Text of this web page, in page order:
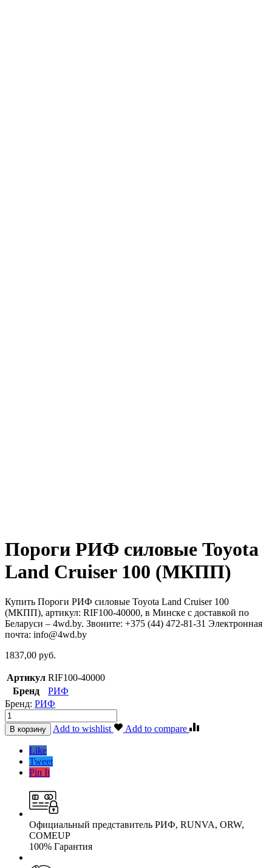
Пороги РИФ силовые Toyota
Land Cruiser 100 (МКПП)
Купить Пороги РИФ силовые Toyota Land Cruiser 100
(МКПП), артикул: RIF100-40000, в Минске с доставкой по
Беларуси – 4wd.by. Звоните: +375 (44) 472-81-31 Электронная
почта: info@4wd.by
1837,00 руб.
Артикул RIF100-40000
Бренд
РИФ
Бренд: РИФ
Пороги
РИФ
силовые
Toyota
Cruiser
(МКПП)
quantity
В корзину Add to wishlist Add to compare
Like
Tweet
Pin It
Официальный представитель РИФ, RUNVA, ORW,
COMEUP
100% Гарантия